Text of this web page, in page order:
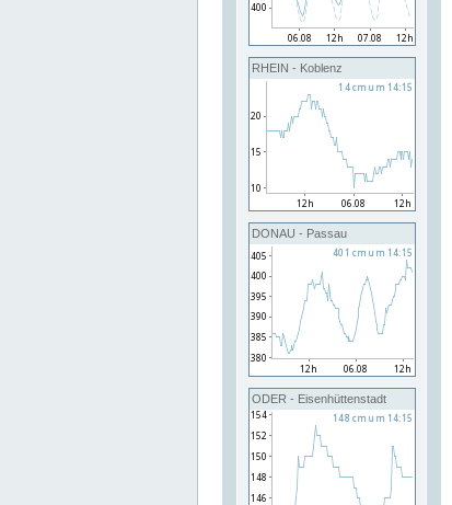
RHEIN - Koblenz
DONAU - Passau
ODER - Eisenhüttenstadt